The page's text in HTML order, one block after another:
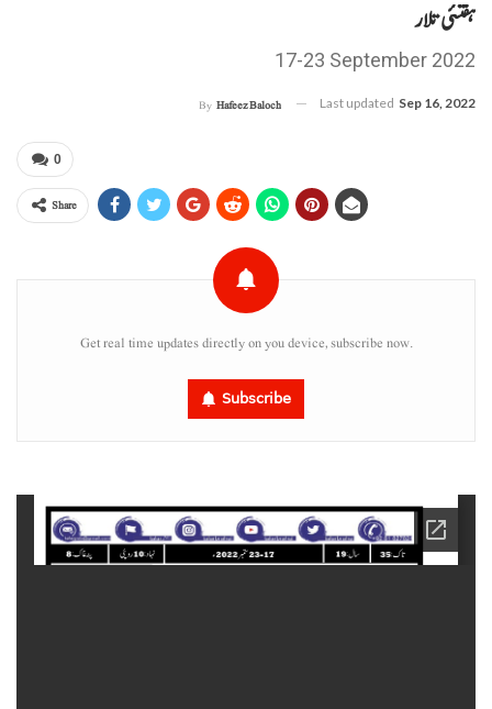
ہفتئی تلار
17-23 September 2022
By Hafeez Baloch Last updated Sep 16, 2022
0
Share
Get real time updates directly on you device, subscribe now.
Subscribe